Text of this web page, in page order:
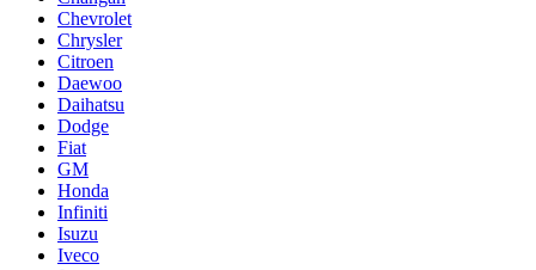
Chevrolet
Chrysler
Citroen
Daewoo
Daihatsu
Dodge
Fiat
GM
Honda
Infiniti
Isuzu
Iveco